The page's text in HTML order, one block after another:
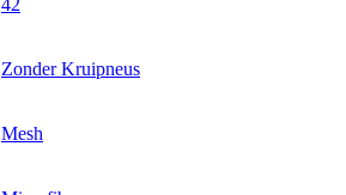
Zonder Kruipneus
Mesh